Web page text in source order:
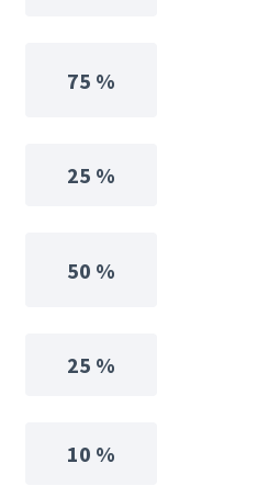
75 %
25 %
50 %
25 %
10 %